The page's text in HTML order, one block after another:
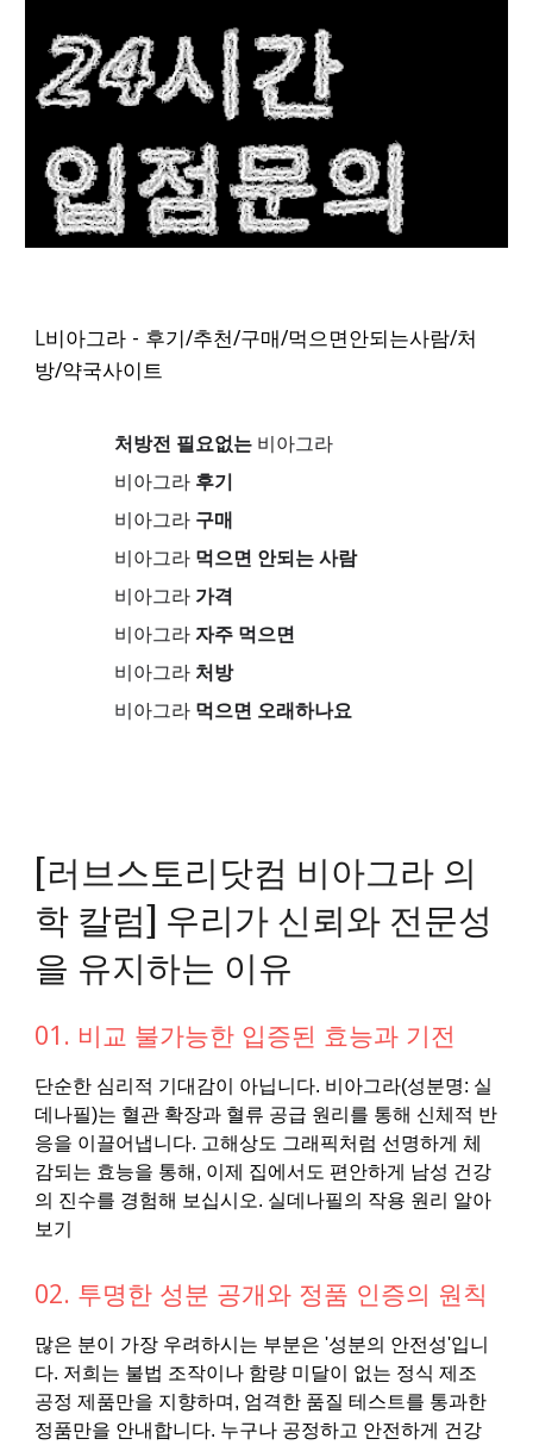
L비아그라 - 후기/추천/구매/먹으면안되는사람/처
방/약국사이트
처방전 필요없는 비아그라
비아그라 후기
비아그라 구매
비아그라 먹으면 안되는 사람
비아그라 가격
비아그라자주 먹으면
비아그라 처방
비아그라 먹으면 오래하나요
[러브스토리닷컴 비아그라 의
학 칼럼] 우리가 신뢰와 전문성
을 유지하는 이유
01. 비교 불가능한 입증된 효능과 기전
단순한 심리적 기대감이 아닙니다. 비아그라(성분명: 실
데나필)는 혈관 확장과 혈류 공급 원리를 통해 신체적 반
응을 이끌어냅니다. 고해상도 그래픽처럼 선명하게 체
감되는 효능을 통해, 이제 집에서도 편안하게 남성 건강
의 진수를 경험해 보십시오. 실데나필의 작용 원리 알아
보기
02. 투명한 성분 공개와 정품 인증의 원칙
많은 분이 가장 우려하시는 부분은 '성분의 안전성'입니
다. 저희는 불법 조작이나 함량 미달이 없는 정식 제조
공정 제품만을 지향하며, 엄격한 품질 테스트를 통과한
정품만을 안내합니다. 누구나 공정하고 안전하게 건강